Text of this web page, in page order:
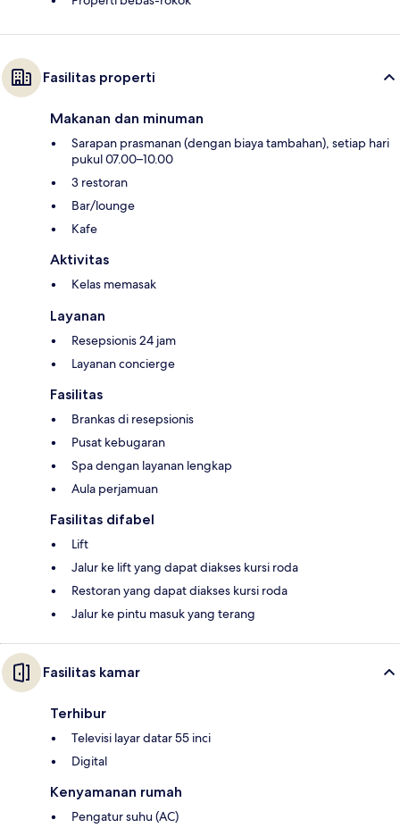
Fasilitas properti
Makanan dan minuman
Sarapan prasmanan (dengan biaya tambahan), setiap hari
pukul 07.00–10.00
3 restoran
Bar/lounge
Kafe
Aktivitas
Kelas memasak
Layanan
Resepsionis 24 jam
Layanan concierge
Fasilitas
Brankas di resepsionis
Pusat kebugaran
Spa dengan layanan lengkap
Aula perjamuan
Fasilitas difabel
Lift
Jalur ke lift yang dapat diakses kursi roda
Restoran yang dapat diakses kursi roda
Jalur ke pintu masuk yang terang
Fasilitas kamar
Terhibur
Televisi layar datar 55 inci
Digital
Kenyamanan rumah
Pengatur suhu (AC)